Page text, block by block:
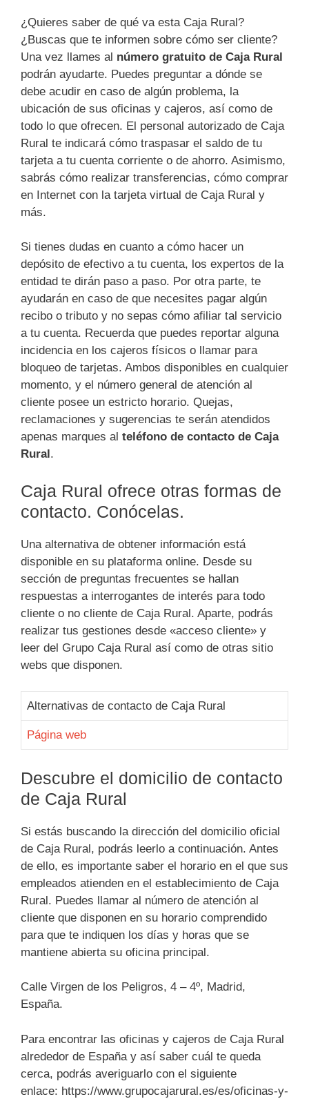
¿Quieres saber de qué va esta Caja Rural?
¿Buscas que te informen sobre cómo ser cliente?
Una vez llames al número gratuito de Caja Rural
podrán ayudarte. Puedes preguntar a dónde se
debe acudir en caso de algún problema, la
ubicación de sus oficinas y cajeros, así como de
todo lo que ofrecen. El personal autorizado de Caja
Rural te indicará cómo traspasar el saldo de tu
tarjeta a tu cuenta corriente o de ahorro. Asimismo,
sabrás cómo realizar transferencias, cómo comprar
en Internet con la tarjeta virtual de Caja Rural y
más.
Si tienes dudas en cuanto a cómo hacer un
depósito de efectivo a tu cuenta, los expertos de la
entidad te dirán paso a paso. Por otra parte, te
ayudarán en caso de que necesites pagar algún
recibo o tributo y no sepas cómo afiliar tal servicio
a tu cuenta. Recuerda que puedes reportar alguna
incidencia en los cajeros físicos o llamar para
bloqueo de tarjetas. Ambos disponibles en cualquier
momento, y el número general de atención al
cliente posee un estricto horario. Quejas,
reclamaciones y sugerencias te serán atendidos
apenas marques al teléfono de contacto de Caja
Rural .
Caja Rural ofrece otras formas de
contacto. Conócelas.
Una alternativa de obtener información está
disponible en su plataforma online. Desde su
sección de preguntas frecuentes se hallan
respuestas a interrogantes de interés para todo
cliente o no cliente de Caja Rural. Aparte, podrás
realizar tus gestiones desde «acceso cliente» y
leer del Grupo Caja Rural así como de otras sitio
webs que disponen.
Alternativas de contacto de Caja Rural
Página web
Descubre el domicilio de contacto
de Caja Rural
Si estás buscando la dirección del domicilio oficial
de Caja Rural, podrás leerlo a continuación. Antes
de ello, es importante saber el horario en el que sus
empleados atienden en el establecimiento de Caja
Rural. Puedes llamar al número de atención al
cliente que disponen en su horario comprendido
para que te indiquen los días y horas que se
mantiene abierta su oficina principal.
Calle Virgen de los Peligros, 4 – 4º, Madrid,
España.
Para encontrar las oficinas y cajeros de Caja Rural
alrededor de España y así saber cuál te queda
cerca, podrás averiguarlo con el siguiente
enlace: https://www.grupocajarural.es/es/oficinas-y-